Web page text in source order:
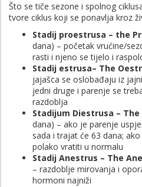
Što se tiče sezone i spolnog
tvore ciklus koji se ponavlja kroz
Stadij proestrusa – the
dana) – početak vrućine/
rasti i njeno se tijelo i
Stadij estrusa– The
jajašca se oslobađaju iz
jedni druge i parenje se
razdoblja
Stadijum Diestrusa –
dana) – ako je parenje
sada i trajat će 63 dana;
polako vratiti u normalu
Stadij Anestrus – The
– razdoblje mirovanja i
hormoni najniži